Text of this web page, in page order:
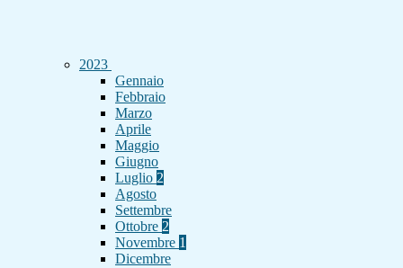
2023
Gennaio
Febbraio
Marzo
Aprile
Maggio
Giugno
Luglio 2
Agosto
Settembre
Ottobre 2
Novembre 1
Dicembre